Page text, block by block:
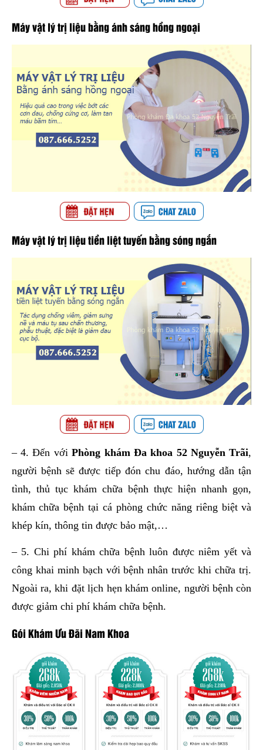
Máy vật lý trị liệu bằng ánh sáng hồng ngoại
Máy vật lý trị liệu tiền liệt tuyến bằng sóng ngắn
– 4. Đến vớiPhòng khám Đa khoa 52 Nguyễn Trãi,
người bệnh sẽ được tiếp đón chu đáo, hướng dẫn tận
tình, thủ tục khám chữa bệnh thực hiện nhanh gọn,
khám chữa bệnh tại cá phòng chức năng riêng biệt và
khép kín, thông tin được bảo mật,…
– 5. Chi phí khám chữa bệnh luôn được niêm yết và
công khai minh bạch với bệnh nhân trước khi chữa trị.
Ngoài ra, khi đặt lịch hẹn khám online, người bệnh còn
được giảm chi phí khám chữa bệnh.
Gói Khám Ưu Đãi Nam Khoa